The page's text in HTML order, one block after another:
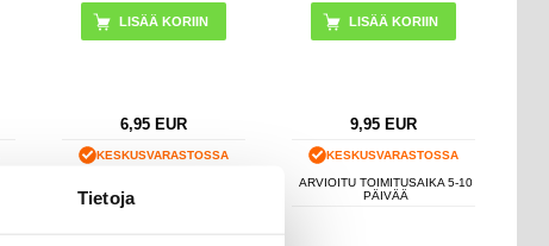
Tietoja
6,95 EUR
KESKUSVARASTOSSA
PÄIVÄÄ
9,95 EUR
KESKUSVARASTOSSA
ARVIOITU TOIMITUSAIKA 5-10
PÄIVÄÄ